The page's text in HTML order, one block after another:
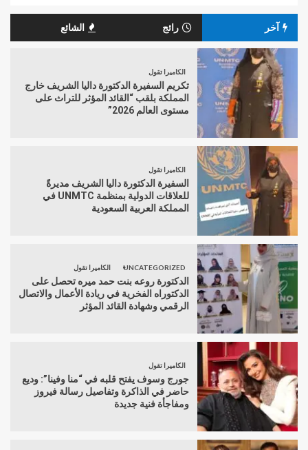
آخر رائج الشائع
الكاميرا تقول
تكريم السفيرة الدكتورة داليا الشريف خارج
المملكة بلقب “القائد المؤثر للتراث على
مستوى العالم 2026”
الكاميرا تقول
السفيرة الدكتورة داليا الشريف مديرةً
للعلاقات الدولية بمنظمة UNMTC في
المملكة العربية السعودية
UNCATEGORIZED الكاميرا تقول
الدكتورة روعه بنت حمد ميره تحصل على
الدكتوراه الفخرية في ريادة الأعمال والاتصال
الرقمي وشهادة القائد المؤثر
الكاميرا تقول
جورج وسوف يفتح قلبه في “منا وفينا”: وديع
حاضر في الذاكرة وتفاصيل رسالة فيروز
ومفاجأة فنية جديدة